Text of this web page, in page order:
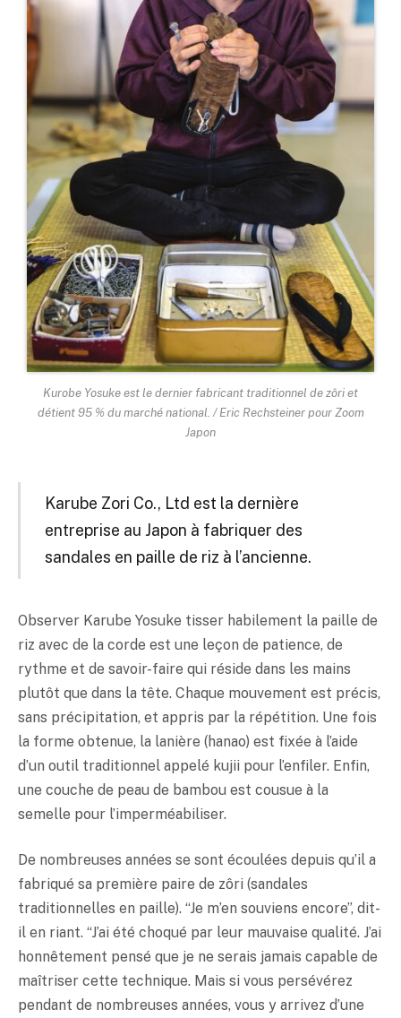
Kurobe Yosuke est le dernier fabricant traditionnel de zôri et
détient 95 % du marché national. / Eric Rechsteiner pour Zoom
Japon
Karube Zori Co., Ltd est la dernière
entreprise au Japon à fabriquer des
sandales en paille de riz à l’ancienne.
Observer Karube Yosuke tisser habilement la paille de
riz avec de la corde est une leçon de patience, de
rythme et de savoir-faire qui réside dans les mains
plutôt que dans la tête. Chaque mouvement est précis,
sans précipitation, et appris par la répétition. Une fois
la forme obtenue, la lanière (hanao) est fixée à l’aide
d’un outil traditionnel appelé kujii pour l’enfiler. Enfin,
une couche de peau de bambou est cousue à la
semelle pour l’imperméabiliser.
De nombreuses années se sont écoulées depuis qu’il a
fabriqué sa première paire de zôri (sandales
traditionnelles en paille). “Je m’en souviens encore”, dit-
il en riant. “J’ai été choqué par leur mauvaise qualité. J’ai
honnêtement pensé que je ne serais jamais capable de
maîtriser cette technique. Mais si vous persévérez
pendant de nombreuses années, vous y arrivez d’une